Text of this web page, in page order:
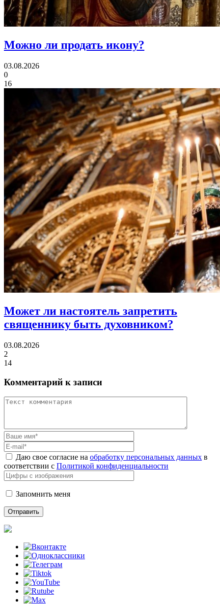
Можно ли продать икону?
03.08.2026
0
16
Может ли настоятель запретить
священнику быть духовником?
03.08.2026
2
14
Комментарий к записи
Даю свое согласие на обработку персональных данных в
соответствии с Политикой конфиденциальности
Запомнить меня